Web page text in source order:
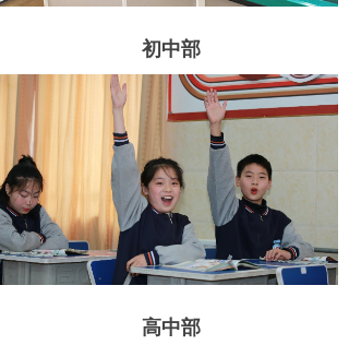
初中部
高中部